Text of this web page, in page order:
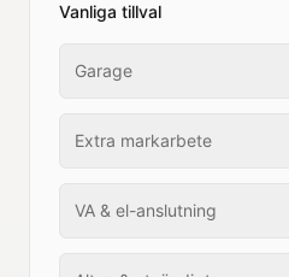
Vanliga tillval
Garage
Extra markarbete
VA & el-anslutning